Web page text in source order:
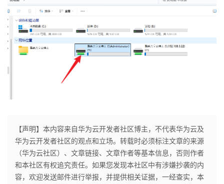
【声明】本内容来自华为云开发者社区博主，不代表华为云及
华为云开发者社区的观点和立场。转载时必须标注文章的来源
（华为云社区）、文章链接、文章作者等基本信息，否则作者
和本社区有权追究责任。如果您发现本社区中有涉嫌抄袭的内
容，欢迎发送邮件进行举报，并提供相关证据，一经查实，本